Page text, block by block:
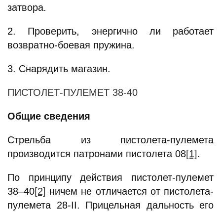
затвора.
2. Проверить, энергично ли работает
возвратно-боевая пружина.
3. Снарядить магазин.
ПИСТОЛЕТ-ПУЛЕМЕТ 38-40
Общие сведения
Стрельба из пистолета-пулемета
производится патронами пистолета 08[1].
По принципу действия пистолет-пулемет
38–40[2] ничем не отличается от пистолета-
пулемета 28-II. Прицельная дальность его